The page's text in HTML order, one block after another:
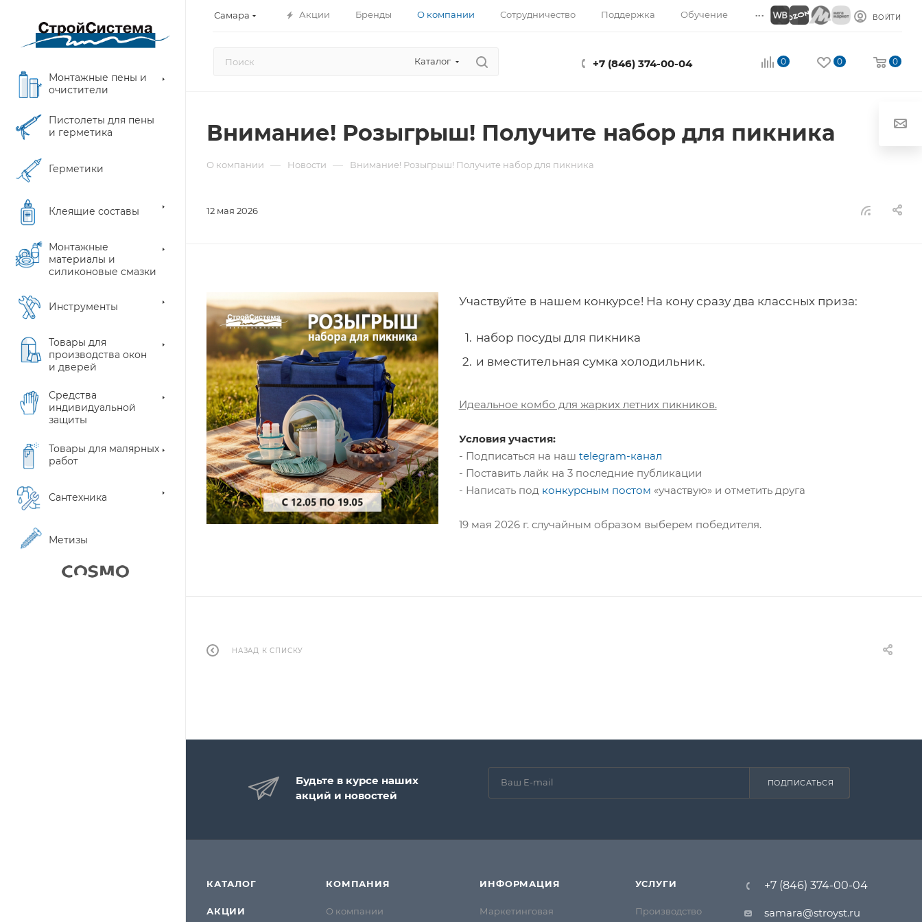
Самара Акции Бренды О компании Сотрудничество Поддержка Обучение ... ВОЙТИ
Каталог +7 (846) 374-00-04 0 0 0
Монтажные пены и
очистители
Пистолеты для пены
и герметика
Герметики
Клеящие составы
Монтажные
материалы и
силиконовые смазки
Инструменты
Товары для
производства окон
и дверей
Средства
индивидуальной
защиты
Товары для малярных
работ
Сантехника
Метизы
Внимание! Розыгрыш! Получите набор для пикника
О компании — Новости — Внимание! Розыгрыш! Получите набор для пикника
12 мая 2026
Участвуйте в нашем конкурсе! На кону сразу два классных приза:
набор посуды для пикника
и вместительная сумка холодильник.
Идеальное комбо для жарких летних пикников.
Условия участия:
- Подписаться на наш telegram-канал
- Поставить лайк на 3 последние публикации
- Написать под конкурсным постом «участвую» и отметить друга
19 мая 2026 г. случайным образом выберем победителя.
НАЗАД К СПИСКУ
Будьте в курсе наших
акций и новостей
ПОДПИСАТЬСЯ
КАТАЛОГ
АКЦИИ
КОМПАНИЯ
О компании
ИНФОРМАЦИЯ
Маркетинговая
УСЛУГИ
Производство
+7 (846) 374-00-04
samara@stroyst.ru